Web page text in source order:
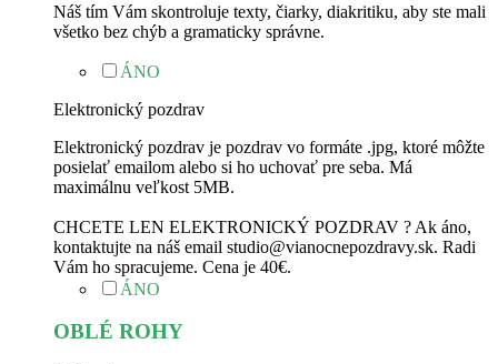
Náš tím Vám skontroluje texty, čiarky, diakritiku, aby ste mali
všetko bez chýb a gramaticky správne.
ÁNO
Elektronický pozdrav
Elektronický pozdrav je pozdrav vo formáte .jpg, ktoré môžte
posielať emailom alebo si ho uchovať pre seba. Má
maximálnu veľkost 5MB.
CHCETE LEN ELEKTRONICKÝ POZDRAV ? Ak áno,
kontaktujte na náš email studio@vianocnepozdravy.sk. Radi
Vám ho spracujeme. Cena je 40€.
ÁNO
OBLÉ ROHY